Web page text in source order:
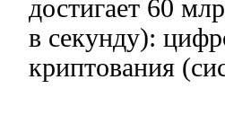
достигает 60
в секунду):
криптования